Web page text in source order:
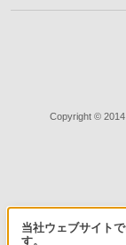
Copyright ©
当社ウェブサイト
す。